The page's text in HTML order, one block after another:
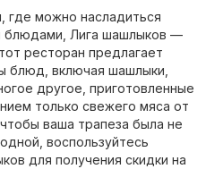
где можно насладиться
блюдами, Лига шашлыков —
ресторан предлагает
блюд, включая шашлыки,
другое, приготовленные
только свежего мяса от
ваша трапеза была не
воспользуйтесь
для получения скидки на